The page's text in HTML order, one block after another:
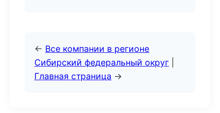
← Все компании в регионе
Сибирский федеральный округ
Главная страница →